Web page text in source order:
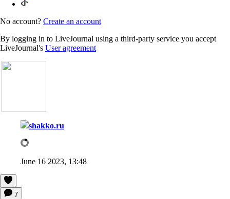
No account? Create an account
By logging in to LiveJournal using a third-party service you accept
LiveJournal's User agreement
shakko.ru
June 16 2023, 13:48
7